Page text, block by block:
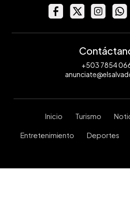
+503 7854
Inicio Turismo
Entretenimiento Deportes